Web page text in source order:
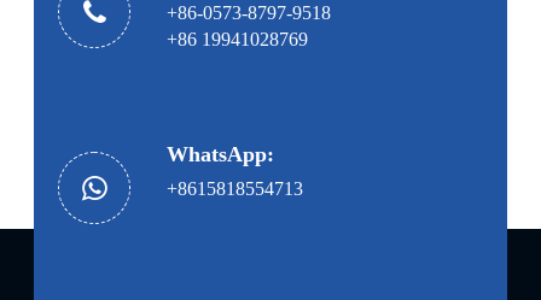
+86-0573-8797-9518
+86 19941028769
WhatsApp:
+8615818554713